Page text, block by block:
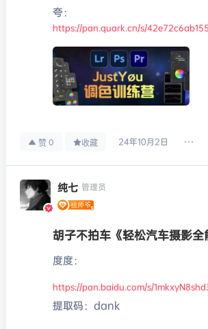
夸：
https://pan.quark.cn/s/42e72c6ab155
赞 0 收藏 24年10月2日
纯七 管理员
胡子不拍车《轻松汽车摄影全
度度：
https://pan.baidu.com/s/
提取码：dank